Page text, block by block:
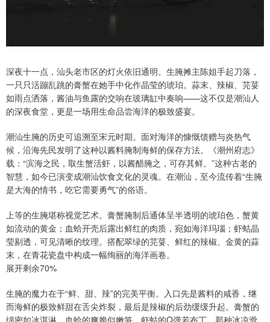
深夜十一点，汕头老市区的灯火依旧通明。生腌摊主陈姐手起刀落，
一只只活蹦乱跳的膏蟹在她手中化作晶莹的琥珀。蒜末、辣椒、芫荽
如雨点洒落，酱油与鱼露的交响在玻璃缸中奏响——这不仅是潮汕人
的深夜食堂，更是一场用生命品尝海洋的极致盛宴。
潮汕生腌的历史可追溯至宋元时期。面对海洋的慷慨馈赠与炎热气
候，沿海先民发明了这种以酱料腌制海鲜的保存方法。《潮州府志》
载：“滨海之民，取生蟹活虾，以酱醋腌之，可存其鲜。”这种古老的
智慧，如今已演变成潮汕饮食文化的灵魂。在潮汕，至今流传着“生腌
是大海的情书，吃它需要勇气”的俗语。
上等的生腌堪称视觉艺术。膏蟹腌制后通体呈半透明的琥珀色，蟹黄
如流动的黄金；血蛤开壳后露出鲜红的肉质，宛如海洋玛瑙；虾蛄晶
莹剔透，可见清晰的纹理。搭配翠绿的芫荽、鲜红的辣椒、金黄的蒜
末，在青花瓷盘中构成一幅绚丽的海洋画卷。
展开剩余70%
生腌的魔力在于“鲜、甜、辣”的完美平衡。入口先是酱料的咸香，继
而海鲜的极致鲜甜在舌尖炸裂，最后是辣椒的后劲缓缓升起。膏蟹的